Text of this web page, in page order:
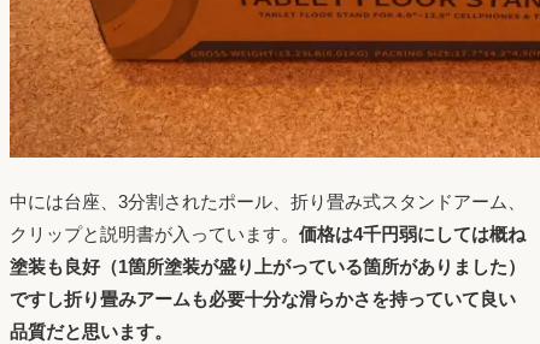
中には台座、3分割されたポール、折り畳み式スタンドアーム、
クリップと説明書が入っています。 価格は4千円弱にしては概ね
塗装も良好（1箇所塗装が盛り上がっている箇所がありました）
ですし折り畳みアームも必要十分な滑らかさを持っていて良い
品質だと思います。